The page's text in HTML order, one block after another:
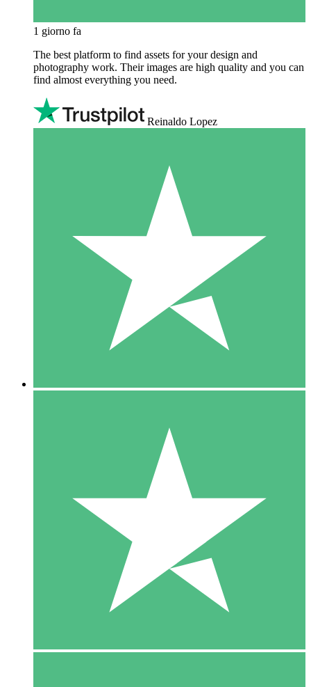
1 giorno fa
The best platform to find assets for your design and
photography work. Their images are high quality and you can
find almost everything you need.
Reinaldo Lopez